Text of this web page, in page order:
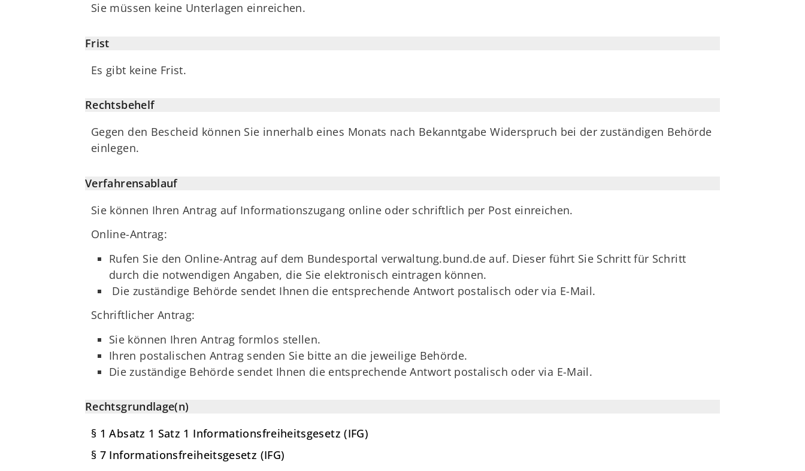
Sie müssen keine Unterlagen einreichen.
Frist
Es gibt keine Frist.
Rechtsbehelf
Gegen den Bescheid können Sie innerhalb eines Monats nach Bekanntgabe Widerspruch bei der zuständigen Behörde
einlegen.
Verfahrensablauf
Sie können Ihren Antrag auf Informationszugang online oder schriftlich per Post einreichen.
Online-Antrag:
Rufen Sie den Online-Antrag auf dem Bundesportal verwaltung.bund.de auf. Dieser führt Sie Schritt für Schritt
durch die notwendigen Angaben, die Sie elektronisch eintragen können.
Die zuständige Behörde sendet Ihnen die entsprechende Antwort postalisch oder via E-Mail.
Schriftlicher Antrag:
Sie können Ihren Antrag formlos stellen.
Ihren postalischen Antrag senden Sie bitte an die jeweilige Behörde.
Die zuständige Behörde sendet Ihnen die entsprechende Antwort postalisch oder via E-Mail.
Rechtsgrundlage(n)
§ 1 Absatz 1 Satz 1 Informationsfreiheitsgesetz (IFG)
§ 7 Informationsfreiheitsgesetz (IFG)